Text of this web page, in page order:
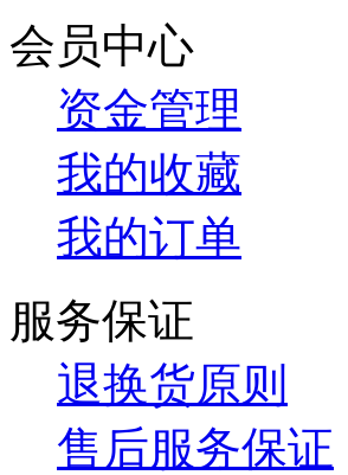
会员中心
资金管理
我的收藏
我的订单
服务保证
退换货原则
售后服务保证